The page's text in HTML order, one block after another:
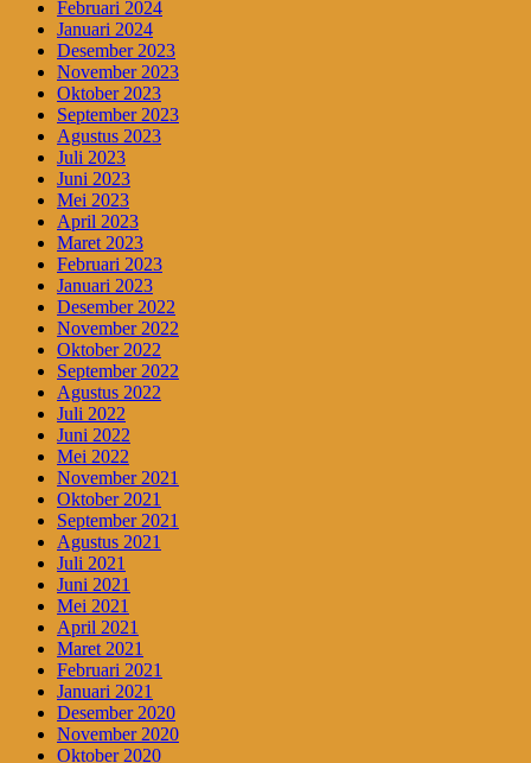
Februari 2024
Januari 2024
Desember 2023
November 2023
Oktober 2023
September 2023
Agustus 2023
Juli 2023
Juni 2023
Mei 2023
April 2023
Maret 2023
Februari 2023
Januari 2023
Desember 2022
November 2022
Oktober 2022
September 2022
Agustus 2022
Juli 2022
Juni 2022
Mei 2022
November 2021
Oktober 2021
September 2021
Agustus 2021
Juli 2021
Juni 2021
Mei 2021
April 2021
Maret 2021
Februari 2021
Januari 2021
Desember 2020
November 2020
Oktober 2020